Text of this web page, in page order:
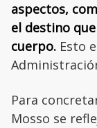
aspectos,
el destino
cuerpo. Esto
Para
Mosso se